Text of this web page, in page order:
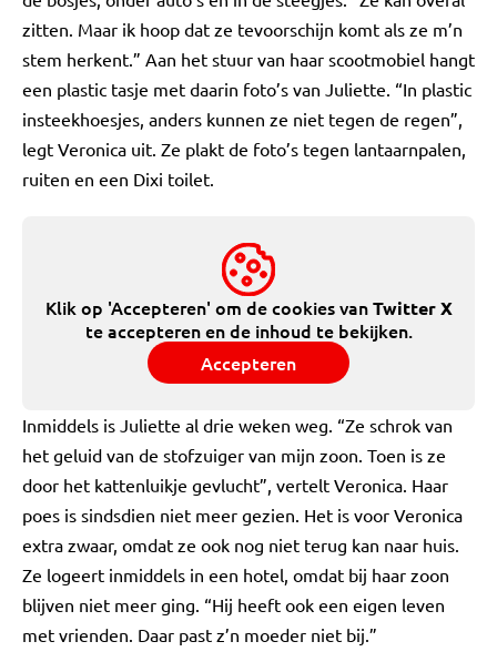
zitten. Maar ik hoop dat ze tevoorschijn komt als ze m’n
stem herkent.” Aan het stuur van haar scootmobiel hangt
een plastic tasje met daarin foto’s van Juliette. “In plastic
insteekhoesjes, anders kunnen ze niet tegen de regen”,
legt Veronica uit. Ze plakt de foto’s tegen lantaarnpalen,
ruiten en een Dixi toilet.
Klik op 'Accepteren' om de cookies vanTwitter X
te accepteren en de inhoud te bekijken.
Accepteren
Inmiddels is Juliette al drie weken weg. “Ze schrok van
het geluid van de stofzuiger van mijn zoon. Toen is ze
door het kattenluikje gevlucht”, vertelt Veronica. Haar
poes is sindsdien niet meer gezien. Het is voor Veronica
extra zwaar, omdat ze ook nog niet terug kan naar huis.
Ze logeert inmiddels in een hotel, omdat bij haar zoon
blijven niet meer ging. “Hij heeft ook een eigen leven
met vrienden. Daar past z’n moeder niet bij.”